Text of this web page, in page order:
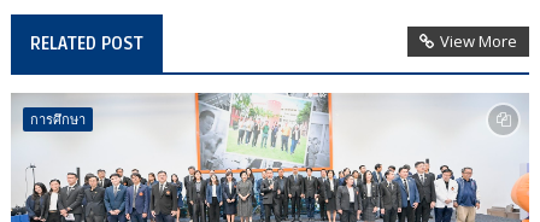
RELATED POST View More
การศึกษา